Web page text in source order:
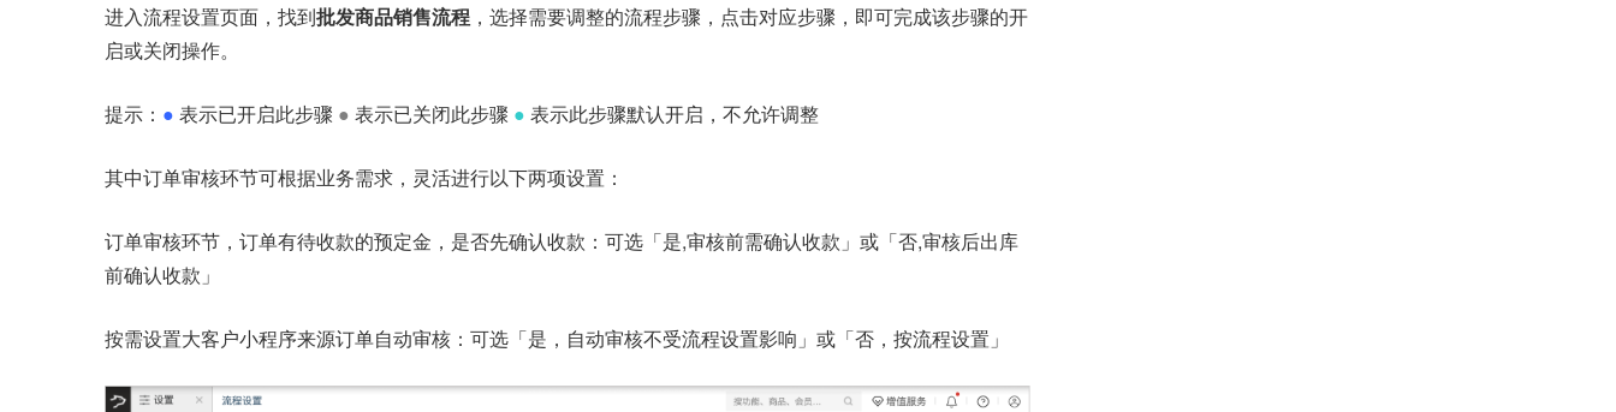
进入流程设置页面，找到批发商品销售流程 ，选择需要调整的流程步骤，点击对应步骤，即可完成该步骤的开
启或关闭操作。
提示： ● 表示已开启此步骤 ● 表示已关闭此步骤 ● 表示此步骤默认开启，不允许调整
其中订单审核环节可根据业务需求，灵活进行以下两项设置：
订单审核环节，订单有待收款的预定金，是否先确认收款：可选「是,审核前需确认收款」或「否,审核后出库
前确认收款」
按需设置大客户小程序来源订单自动审核：可选「是，自动审核不受流程设置影响」或「否，按流程设置」